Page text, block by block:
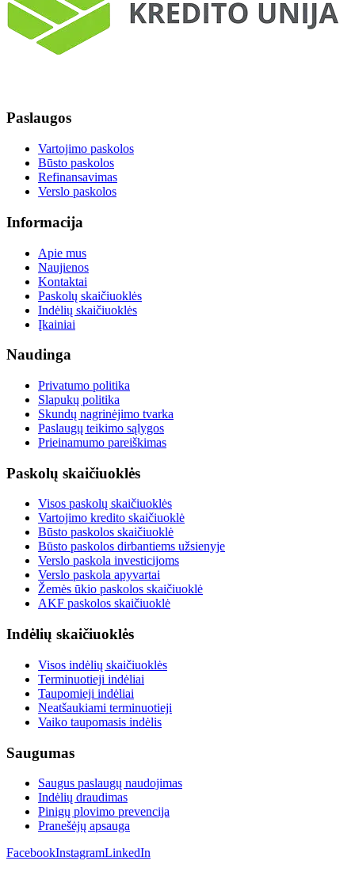
Paslaugos
Vartojimo paskolos
Būsto paskolos
Refinansavimas
Verslo paskolos
Informacija
Apie mus
Naujienos
Kontaktai
Paskolų skaičiuoklės
Indėlių skaičiuoklės
Įkainiai
Naudinga
Privatumo politika
Slapukų politika
Skundų nagrinėjimo tvarka
Paslaugų teikimo sąlygos
Prieinamumo pareiškimas
Paskolų skaičiuoklės
Visos paskolų skaičiuoklės
Vartojimo kredito skaičiuoklė
Būsto paskolos skaičiuoklė
Būsto paskolos dirbantiems užsienyje
Verslo paskola investicijoms
Verslo paskola apyvartai
Žemės ūkio paskolos skaičiuoklė
AKF paskolos skaičiuoklė
Indėlių skaičiuoklės
Visos indėlių skaičiuoklės
Terminuotieji indėliai
Taupomieji indėliai
Neatšaukiami terminuotieji
Vaiko taupomasis indėlis
Saugumas
Saugus paslaugų naudojimas
Indėlių draudimas
Pinigų plovimo prevencija
Pranešėjų apsauga
FacebookInstagramLinkedIn